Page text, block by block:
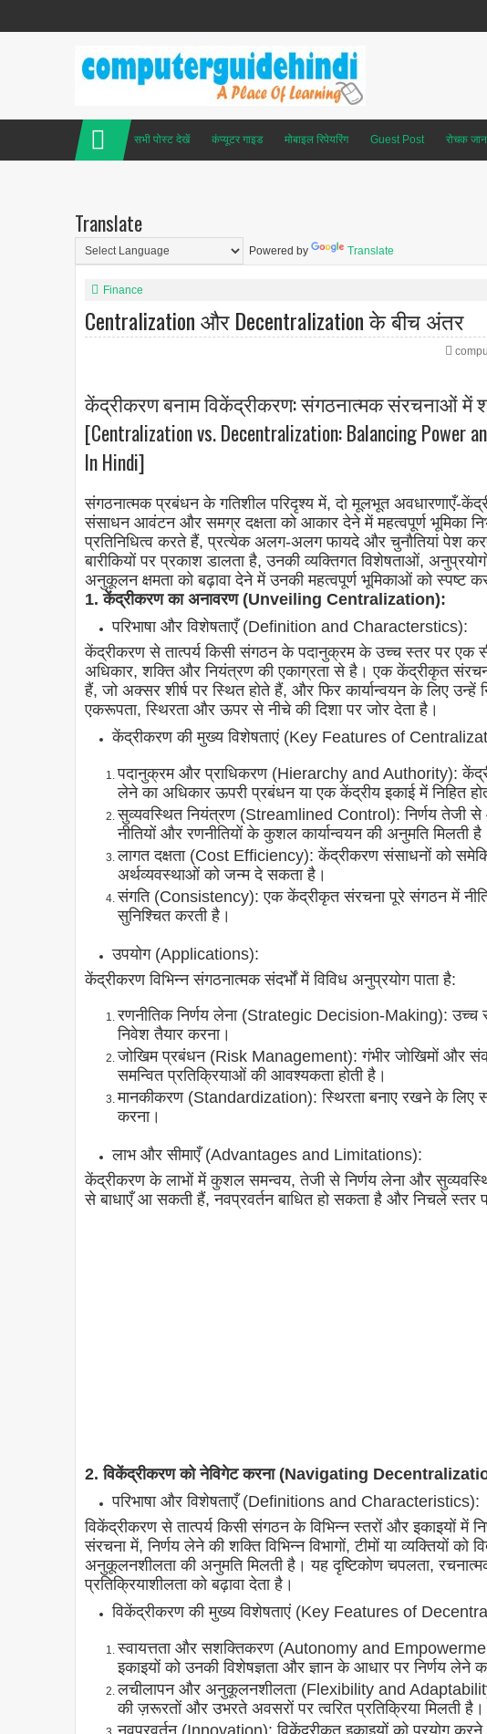
सभी पोस्ट देखें कंप्यूटर गाइड मोबाइल रिपेयरिंग Guest Post रोचक
Translate
Powered by Translate
Finance
Centralization और Decentralization के बीच अंतर
केंद्रीकरण बनाम विकेंद्रीकरण: संगठनात्मक संरचनाओं में
[Centralization vs. Decentralization: Balancing Power
In Hindi]
संगठनात्मक प्रबंधन के गतिशील परिदृश्य में, दो मूलभूत अवधारणाएँ-
संसाधन आवंटन और समग्र दक्षता को आकार देने में महत्वपूर्ण भूमिका
प्रतिनिधित्व करते हैं, प्रत्येक अलग-अलग फायदे और चुनौतियां पेश
बारीकियों पर प्रकाश डालता है, उनकी व्यक्तिगत विशेषताओं,
अनुकूलन क्षमता को बढ़ावा देने में उनकी महत्वपूर्ण भूमिकाओं को स्पष्ट
1. केंद्रीकरण का अनावरण (Unveiling Centralization):
परिभाषा और विशेषताएँ (Definition and Characterstics):
केंद्रीकरण से तात्पर्य किसी संगठन के पदानुक्रम के उच्च स्तर पर एक
अधिकार, शक्ति और नियंत्रण की एकाग्रता से है। एक केंद्रीकृत संरचना
हैं, जो अक्सर शीर्ष पर स्थित होते हैं, और फिर कार्यान्वयन के लिए उन्हें
एकरूपता, स्थिरता और ऊपर से नीचे की दिशा पर जोर देता है।
केंद्रीकरण की मुख्य विशेषताएं (Key Features of
पदानुक्रम और प्राधिकरण (Hierarchy and Authority):
लेने का अधिकार ऊपरी प्रबंधन या एक केंद्रीय इकाई में निहित
सुव्यवस्थित नियंत्रण (Streamlined Control): निर्णय तेजी
नीतियों और रणनीतियों के कुशल कार्यान्वयन की अनुमति मिलती
लागत दक्षता (Cost Efficiency): केंद्रीकरण संसाधनों को
अर्थव्यवस्थाओं को जन्म दे सकता है।
संगति (Consistency): एक केंद्रीकृत संरचना पूरे संगठन में
सुनिश्चित करती है।
उपयोग (Applications):
केंद्रीकरण विभिन्न संगठनात्मक संदर्भों में विविध अनुप्रयोग पाता है:
रणनीतिक निर्णय लेना (Strategic Decision-Making): उच्च
निवेश तैयार करना।
जोखिम प्रबंधन (Risk Management): गंभीर जोखिमों और
समन्वित प्रतिक्रियाओं की आवश्यकता होती है।
मानकीकरण (Standardization): स्थिरता बनाए रखने के लिए
करना।
लाभ और सीमाएँ (Advantages and Limitations):
केंद्रीकरण के लाभों में कुशल समन्वय, तेजी से निर्णय लेना और
से बाधाएँ आ सकती हैं, नवप्रवर्तन बाधित हो सकता है और निचले स्तर
2. विकेंद्रीकरण को नेविगेट करना (Navigating
परिभाषा और विशेषताएँ (Definitions and Characteristics):
विकेंद्रीकरण से तात्पर्य किसी संगठन के विभिन्न स्तरों और इकाइयों
संरचना में, निर्णय लेने की शक्ति विभिन्न विभागों, टीमों या व्यक्तियों
अनुकूलनशीलता की अनुमति मिलती है। यह दृष्टिकोण चपलता,
प्रतिक्रियाशीलता को बढ़ावा देता है।
विकेंद्रीकरण की मुख्य विशेषताएं (Key Features of
स्वायत्तता और सशक्तिकरण (Autonomy and
इकाइयों को उनकी विशेषज्ञता और ज्ञान के आधार पर निर्णय लेने
लचीलापन और अनुकूलनशीलता (Flexibility and
की ज़रूरतों और उभरते अवसरों पर त्वरित प्रतिक्रिया मिलती है।